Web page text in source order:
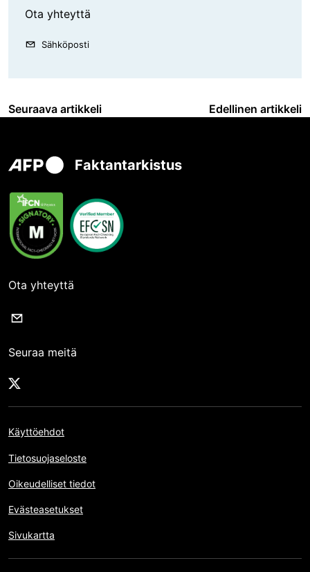
Ota yhteyttä
Sähköposti
Seuraava artikkeli Edellinen artikkeli
Faktantarkistus
Ota yhteyttä
Seuraa meitä
Käyttöehdot
Tietosuojaseloste
Oikeudelliset tiedot
Evästeasetukset
Sivukartta